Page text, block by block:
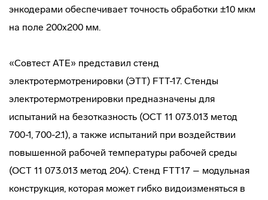
энкодерами обеспечивает точность обработки ±10 мкм
на поле 200х200 мм.
«Совтест АТЕ» представил стенд
электротермотренировки (ЭТТ) FTT-17. Стенды
электротермотренировки предназначены для
испытаний на безотказность (ОСТ 11 073.013 метод
700-1, 700-2.1), а также испытаний при воздействии
повышенной рабочей температуры рабочей среды
(ОСТ 11 073.013 метод 204). Стенд FTT17 – модульная
конструкция, которая может гибко видоизменяться в